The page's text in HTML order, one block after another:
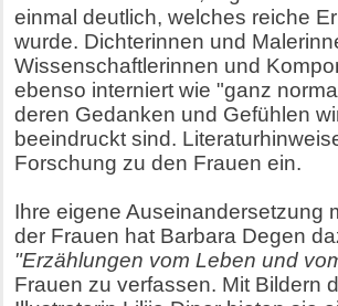
einmal deutlich, welches reiche
wurde. Dichterinnen und
Wissenschaftlerinnen und
ebenso interniert wie "ganz
deren Gedanken und Gefühlen
beeindruckt sind.
Forschung zu den Frauen ein.
Ihre eigene Auseinandersetzung
der Frauen hat Barbara Degen
"Erzählungen vom Leben und
Frauen zu verfassen. Mit Bildern